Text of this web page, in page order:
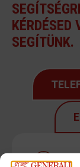
KÉRDÉSED
SEGÍTÜNK.